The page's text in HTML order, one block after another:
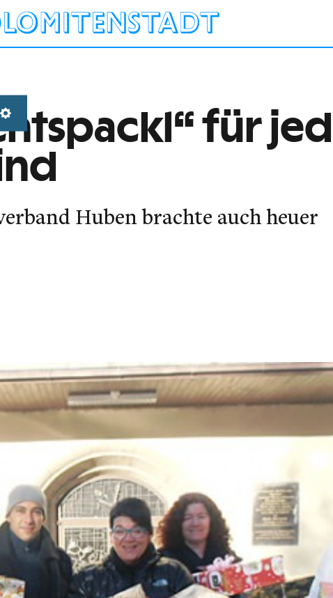
Settings
für
Huben brachte auch heuer